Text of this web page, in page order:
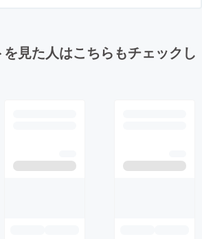
見た人はこちらもチェックし